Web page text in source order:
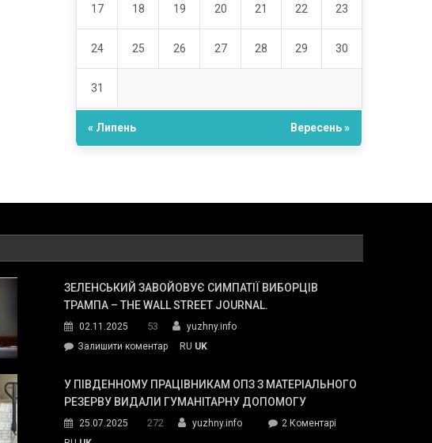
17 18 19 20 21 22 23
24 25 26 27 28 29 30
31
« Липень Вересень »
ЗЕЛЕНСЬКИЙ ЗАВОЙОВУЄ СИМПАТІЇ ВИБОРЦІВ
ТРАМПА – THE WALL STREET JOURNAL.
02.11.2025 53
yuzhny.info
Залишити коментарon
завойовує
симпатії
Трампа
RU UK
У ПІВДЕННОМУ ПРАЦІВНИКАМ ОПЗ З МАТЕРІАЛЬНОГО
РЕЗЕРВУ ВИДАЛИ ГУМАНІТАРНУ ДОПОМОГУ
25.07.2025 272 yuzhny.info 2 Коментарідо